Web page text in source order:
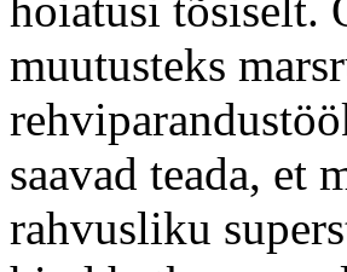
muutusteks
saavad teada, et
rahvusliku